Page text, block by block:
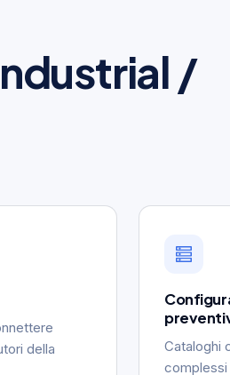
/
della
Cataloghi
complessi